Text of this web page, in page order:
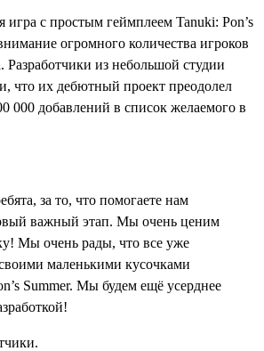
игра с простым геймплеем Tanuki: Pon’s
огромного количества игроков
Разработчики из небольшой студии
что их дебютный проект преодолел
000 добавлений в список желаемого в
за то, что помогаете нам
важный этап. Мы очень ценим
Мы очень рады, что все уже
маленькими кусочками
Summer. Мы будем ещё усерднее